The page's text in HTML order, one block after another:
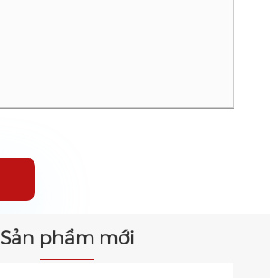
Sản phẩm mới